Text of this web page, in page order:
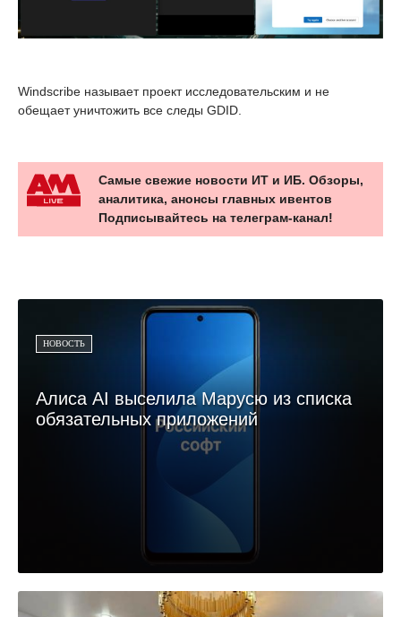
Windscribe называет проект исследовательским и не
обещает уничтожить все следы GDID.
Самые свежие новости ИТ и ИБ. Обзоры,
аналитика, анонсы главных ивентов
Подписывайтесь на телеграм-канал!
НОВОСТЬ
Алиса AI выселила Марусю из списка
обязательных приложений